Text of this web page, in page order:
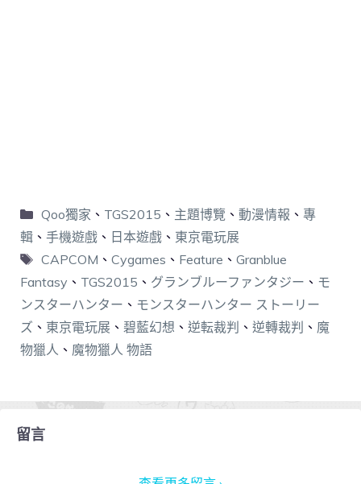
Qoo獨家 、 TGS2015 、 主題博覽 、 動漫情報 、 專
輯 、 手機遊戲 、 日本遊戲 、 東京電玩展
CAPCOM 、 Cygames 、 Feature 、 Granblue
Fantasy 、 TGS2015 、 グランブルーファンタジー 、 モ
ンスターハンター 、 モンスターハンター ストーリー
ズ 、 東京電玩展 、 碧藍幻想 、 逆転裁判 、 逆轉裁判 、 魔
物獵人 、 魔物獵人 物語
留言